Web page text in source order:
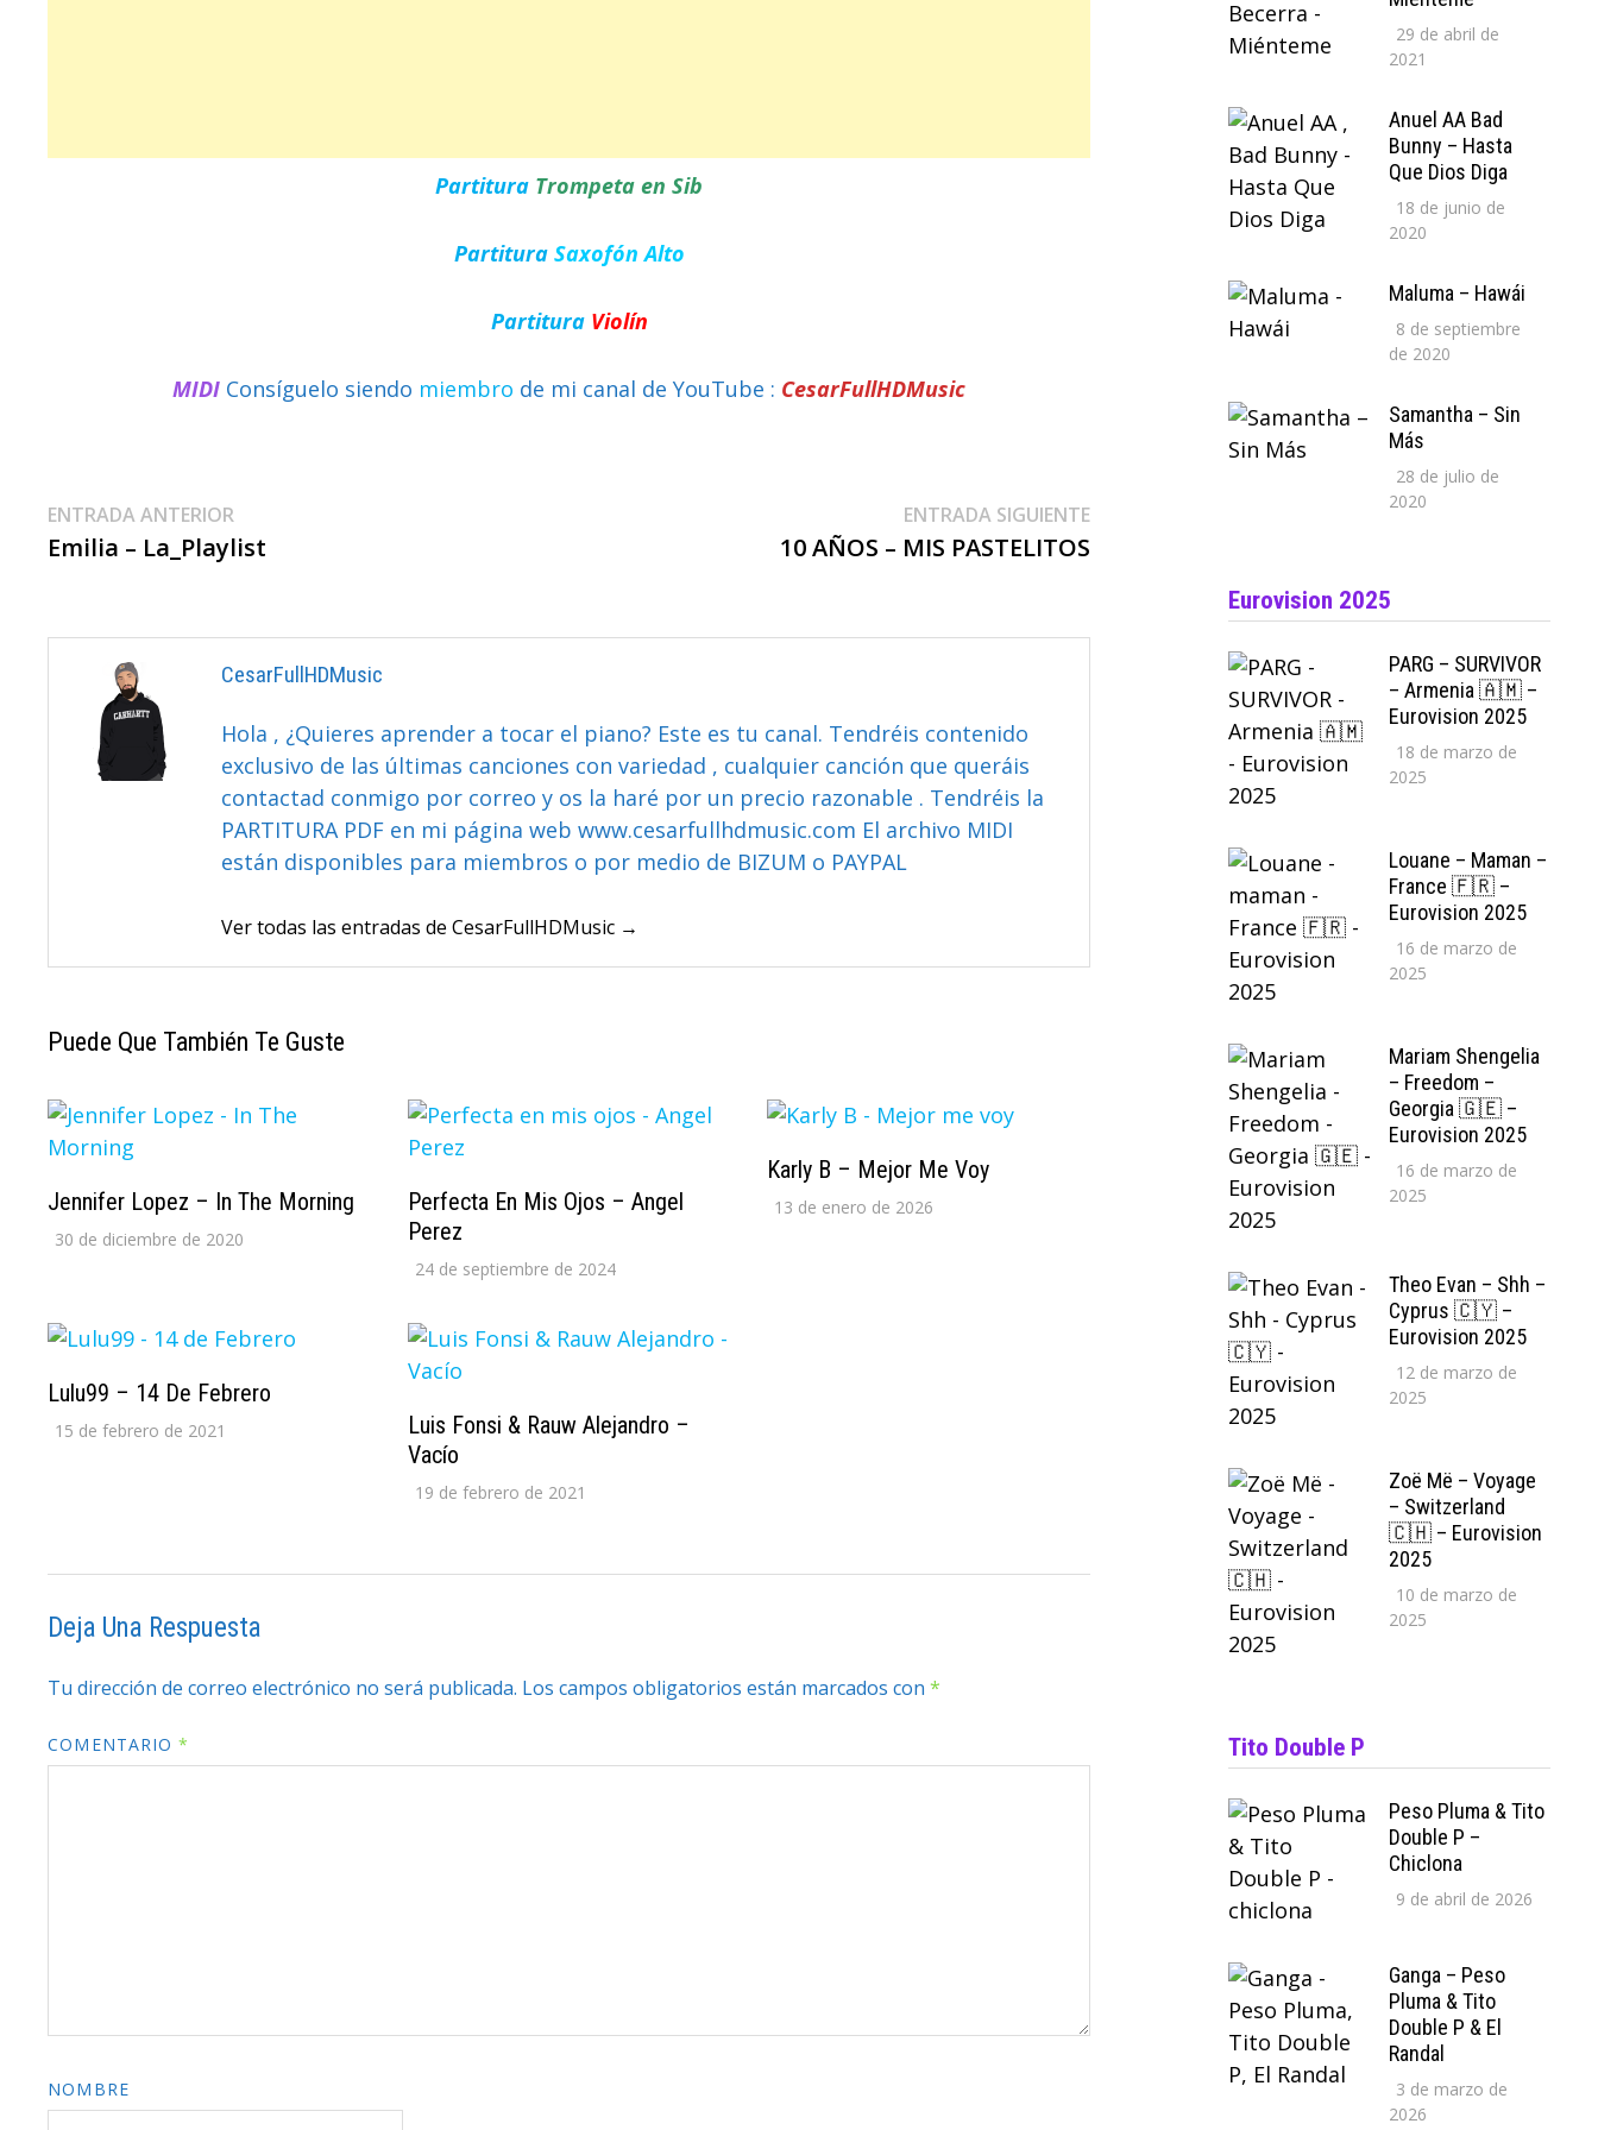
Partitura Trompeta en Sib
Partitura Saxofón Alto
Partitura Violín
MIDI Consíguelo siendo miembro de mi canal de YouTube : CesarFullHDMusic
Navegación
De
ENTRADA ANTERIOR
anterior:
Emilia – La_Playlist
ENTRADA SIGUIENTEEntrada
10 AÑOS – MIS PASTELITOS
CesarFullHDMusic
Hola , ¿Quieres aprender a tocar el piano? Este es tu canal. Tendréis contenido
exclusivo de las últimas canciones con variedad , cualquier canción que queráis
contactad conmigo por correo y os la haré por un precio razonable . Tendréis la
PARTITURA PDF en mi página web www.cesarfullhdmusic.com El archivo MIDI
están disponibles para miembros o por medio de BIZUM o PAYPAL
Ver todas las entradas de CesarFullHDMusic →
Puede Que También Te Guste
Jennifer Lopez – In The Morning
30 de diciembre de 2020
Perfecta En Mis Ojos – Angel
Perez
24 de septiembre de 2024
Karly B – Mejor Me Voy
13 de enero de 2026
Lulu99 – 14 De Febrero
15 de febrero de 2021
Luis Fonsi & Rauw Alejandro –
Vacío
19 de febrero de 2021
Deja Una Respuesta
Tu dirección de correo electrónico no será publicada. Los campos obligatorios están marcados con*
COMENTARIO*
NOMBRE
29 de abril de
2021
Anuel AA Bad
Bunny – Hasta
Que Dios Diga
18 de junio de
2020
Maluma – Hawái
8 de septiembre
de 2020
Samantha – Sin
Más
28 de julio de
2020
Eurovision 2025
PARG – SURVIVOR
– Armenia 🇦🇲 –
Eurovision 2025
18 de marzo de
2025
Louane – Maman –
France 🇫🇷 –
Eurovision 2025
16 de marzo de
2025
Mariam Shengelia
– Freedom –
Georgia 🇬🇪 –
Eurovision 2025
16 de marzo de
2025
Theo Evan – Shh –
Cyprus 🇨🇾 –
Eurovision 2025
12 de marzo de
2025
Zoë Më – Voyage
– Switzerland
🇨🇭 – Eurovision
2025
10 de marzo de
2025
Tito Double P
Peso Pluma & Tito
Double P –
Chiclona
9 de abril de 2026
Ganga – Peso
Pluma & Tito
Double P & El
Randal
3 de marzo de
2026